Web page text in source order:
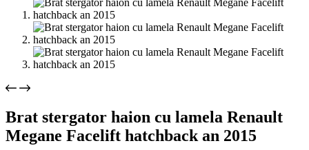
Brat stergator haion cu lamela Renault
Megane Facelift hatchback an 2015